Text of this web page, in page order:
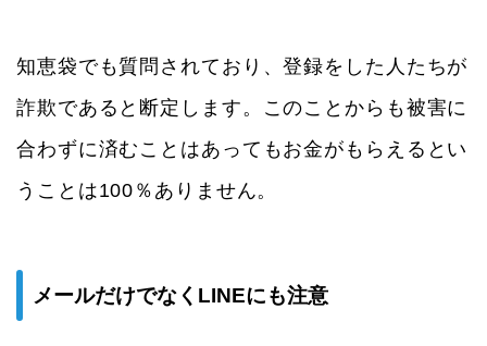
知恵袋でも質問されており、登録をした人たちが
詐欺であると断定します。このことからも被害に
合わずに済むことはあってもお金がもらえるとい
うことは100％ありません。
メールだけでなくLINEにも注意